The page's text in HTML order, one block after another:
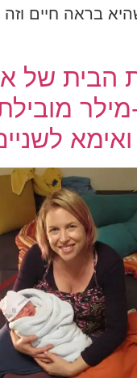
בראה חיים
הבית של
ואימא